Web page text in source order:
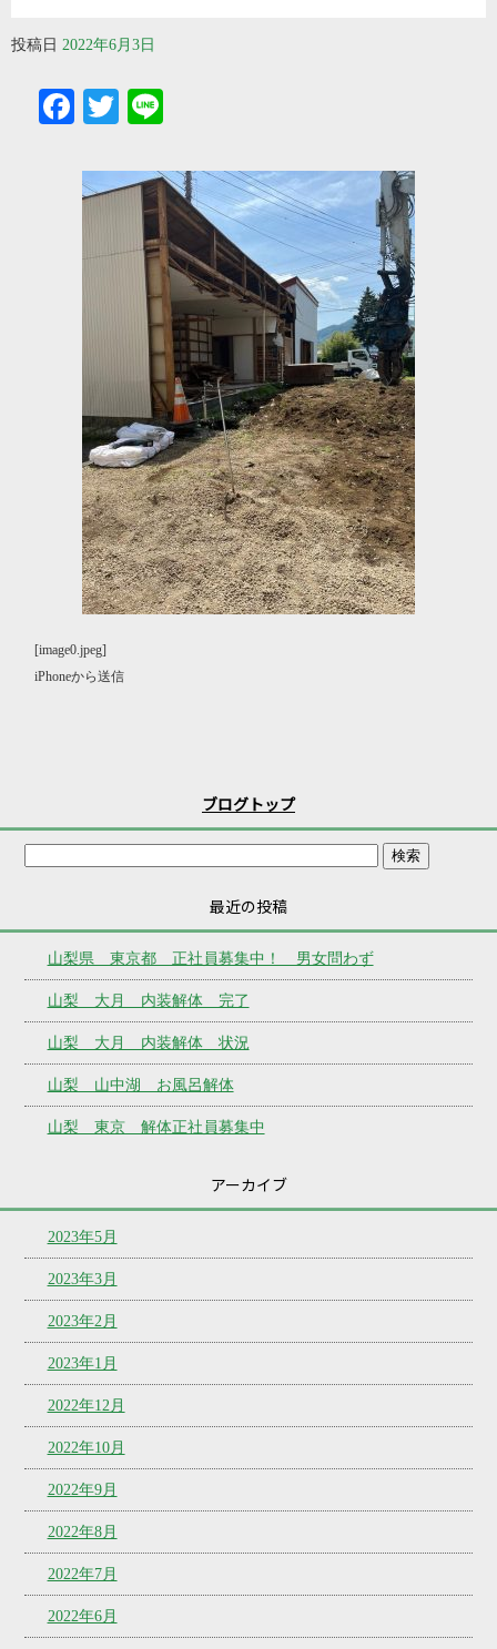
投稿日 2022年6月3日
Facebook
Twitter
[image0.jpeg]
iPhoneから送信
ブログトップ
最近の投稿
山梨県 東京都 正社員募集中！ 男女問わず
山梨 大月 内装解体 完了
山梨 大月 内装解体 状況
山梨 山中湖 お風呂解体
山梨 東京 解体正社員募集中
アーカイブ
2023年5月
2023年3月
2023年2月
2023年1月
2022年12月
2022年10月
2022年9月
2022年8月
2022年7月
2022年6月